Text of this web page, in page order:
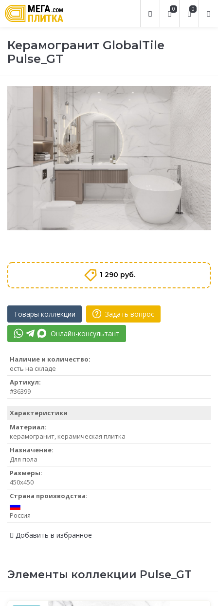
0
0
Керамогранит GlobalTile
Pulse_GT
1 290 руб.
Товары коллекции Задать вопрос
Онлайн-консультант
Наличие и количество:
есть на складе
Артикул:
#36399
Характеристики
Материал:
керамогранит, керамическая плитка
Назначение:
Для пола
Размеры:
450x450
Страна производства:
Россия
Добавить в избранное
Элементы коллекции Pulse_GT